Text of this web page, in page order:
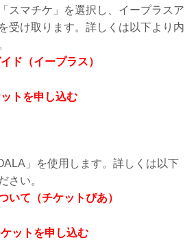
スマチケ」を選択し、イープラスア
受け取ります。詳しくは以下より内
ド（イープラス）
トを申し込む
」を使用します。詳しくは以下
さい。
て（チケットぴあ）
ットを申し込む